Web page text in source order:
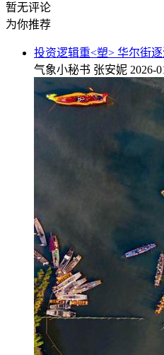
暂无评论
为你推荐
投资逻辑重<塑> 华尔街
气象小秘书 张安妮 2026-